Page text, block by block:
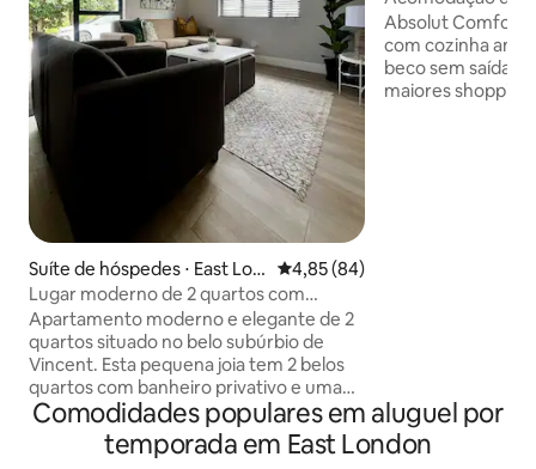
Suíte de hóspedes ⋅ East Lon
don
4,85 de uma avaliação média
4,85 (84)
Lugar moderno de 2 quartos com
estacionamento seguro
Apartamento moderno e elegante de 2
quartos situado no belo subúrbio de
Vincent. Esta pequena joia tem 2 belos
quartos com banheiro privativo e uma
grande área de estar em plano aberto.
Estacionamento seguro e protegido
com espaço para um churrasco
absoluto e self
Absolut Comfort
com cozinha
beco sem saída
maiores
Comodidades populares em aluguel por
temporada em East London